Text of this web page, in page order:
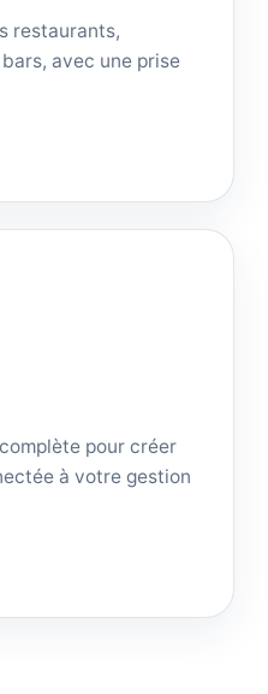
restaurants,
avec une prise
pour créer
à votre gestion